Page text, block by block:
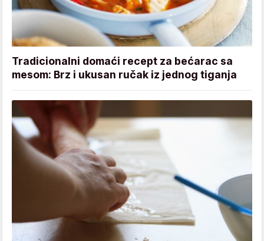
Tradicionalni domaći recept za bećarac sa
mesom: Brz i ukusan ručak iz jednog tiganja